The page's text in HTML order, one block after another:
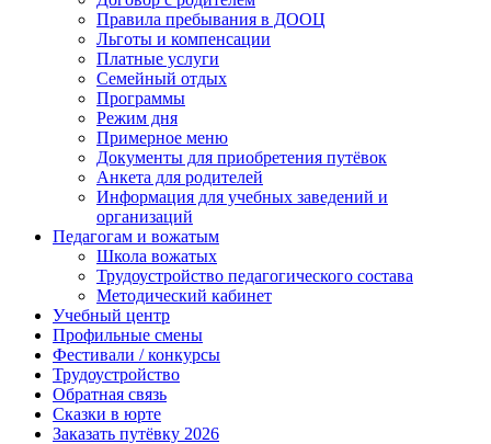
Правила пребывания в ДООЦ
Льготы и компенсации
Платные услуги
Семейный отдых
Программы
Режим дня
Примерное меню
Документы для приобретения путёвок
Анкета для родителей
Информация для учебных заведений и
организаций
Педагогам и вожатым
Школа вожатых
Трудоустройство педагогического состава
Методический кабинет
Учебный центр
Профильные смены
Фестивали / конкурсы
Трудоустройство
Обратная связь
Сказки в юрте
Заказать путёвку 2026